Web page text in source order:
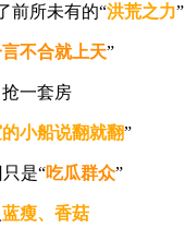
前所未有的“洪荒之力”
不合就上天”
一套房
小船说翻就翻”
是“吃瓜群众”
蓝瘦、香菇